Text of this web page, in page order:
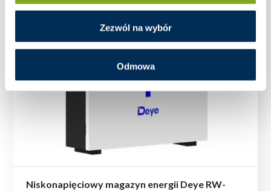
Zezwól na wybór
Odmowa
Niskonapięciowy magazyn energii Deye RW-